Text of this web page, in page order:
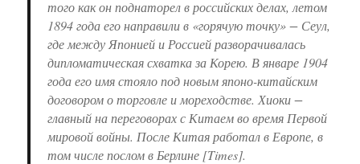
того как он поднаторел в российских делах, летом
1894 года его направили в «горячую точку» − Сеул,
где между Японией и Россией разворачивалась
дипломатическая схватка за Корею. В январе 1904
года его имя стояло под новым японо-китайским
договором о торговле и мореходстве. Хиоки −
главный на переговорах с Китаем во время Первой
мировой войны. После Китая работал в Европе, в
том числе послом в Берлине [Times].